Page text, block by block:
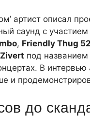
артист описал
саунд с
, Friendly Thug
Zivert под названием
В интервью
и
до